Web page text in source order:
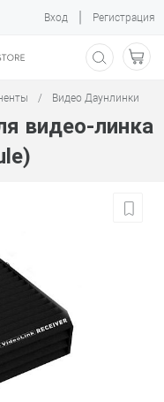
Вход | Регистрация
/ Видео Даунлинки
видео-линка